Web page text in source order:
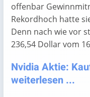
offenbar
Rekordhoch hatte
Denn nach wie vor
236,54 Dollar vom
Nvidia Aktie:
weiterlesen ...